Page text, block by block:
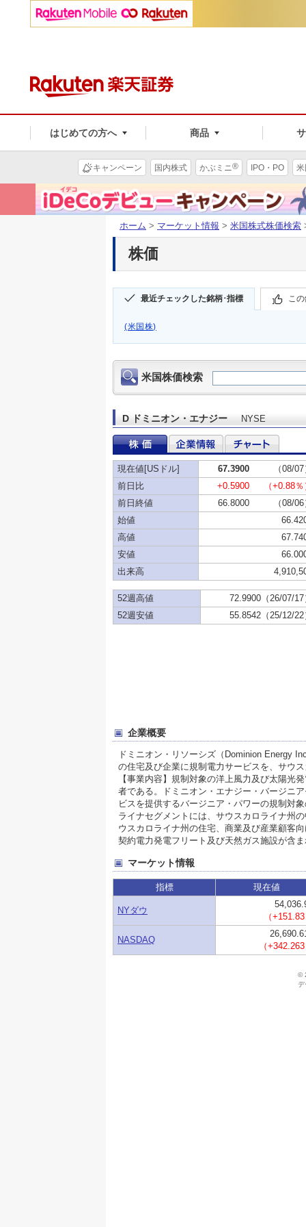
はじめての方へ 商品
キャンペーン 国内株式 かぶミニ® IPO・PO
ホーム > マーケット情報 > 米国株式株価検索
株価
最近チェックした銘柄･指標 こ
(米国株)